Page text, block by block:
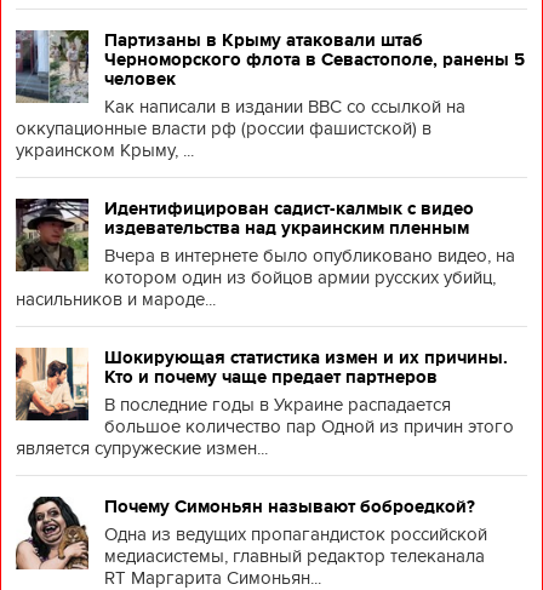
Партизаны в Крыму атаковали штаб
Черноморского флота в Севастополе, ранены 5
человек
Как написали в издании BBC со ссылкой на
оккупационные власти рф (россии фашистской) в
украинском Крыму, ...
Идентифицирован садист-калмык с видео
издевательства над украинским пленным
Вчера в интернете было опубликовано видео, на
котором один из бойцов армии русских убийц,
насильников и мароде...
Шокирующая статистика измен и их причины.
Кто и почему чаще предает партнеров
В последние годы в Украине распадается
большое количество пар Одной из причин этого
является супружеские измен...
Почему Симоньян называют боброедкой?
Одна из ведущих пропагандисток российской
медиасистемы, главный редактор телеканала
RT Маргарита Симоньян...